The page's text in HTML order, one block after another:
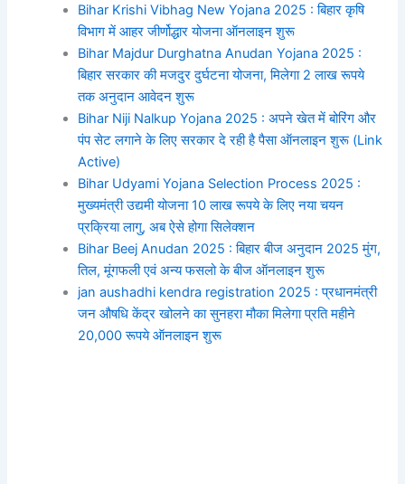
Bihar Krishi Vibhag New Yojana 2025 : बिहार कृषि
विभाग में आहर जीर्णोद्धार योजना ऑनलाइन शुरू
Bihar Majdur Durghatna Anudan Yojana 2025 :
बिहार सरकार की मजदुर दुर्घटना योजना, मिलेगा 2 लाख रूपये
तक अनुदान आवेदन शुरू
Bihar Niji Nalkup Yojana 2025 : अपने खेत में बोरिंग और
पंप सेट लगाने के लिए सरकार दे रही है पैसा ऑनलाइन शुरू (Link
Active)
Bihar Udyami Yojana Selection Process 2025 :
मुख्यमंत्री उद्यमी योजना 10 लाख रूपये के लिए नया चयन
प्रक्रिया लागु, अब ऐसे होगा सिलेक्शन
Bihar Beej Anudan 2025 : बिहार बीज अनुदान 2025 मुंग,
तिल, मूंगफली एवं अन्य फसलो के बीज ऑनलाइन शुरू
jan aushadhi kendra registration 2025 : प्रधानमंत्री
जन औषधि केंद्र खोलने का सुनहरा मौका मिलेगा प्रति महीने
20,000 रूपये ऑनलाइन शुरू